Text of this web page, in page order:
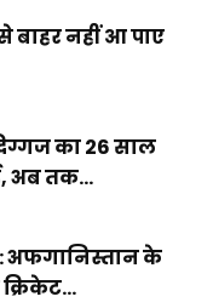
बाहर नहीं आ पाए
का 26 साल
अब तक...
अफगानिस्तान के